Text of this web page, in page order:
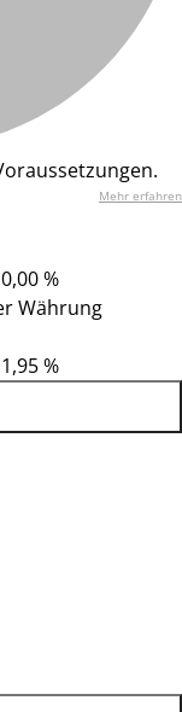
Mehr erfahren
%
Währung
%